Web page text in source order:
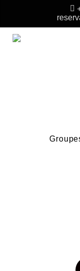
main
content